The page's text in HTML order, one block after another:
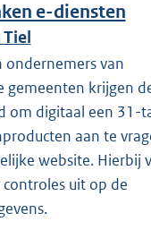
e-diensten
ondernemers van
gemeenten krijgen
om digitaal een 31-
aan te
website. Hierbij
uit op de